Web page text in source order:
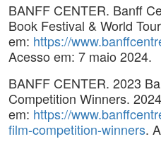
BANFF CENTER. Banff
Book Festival & World
em: https://
Acesso em: 7 maio 2024.
BANFF CENTER. 2023
Competition Winners.
em: https://
film-competition-winners.